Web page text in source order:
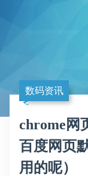
数码资讯
chrome网
百度网页
用的呢）